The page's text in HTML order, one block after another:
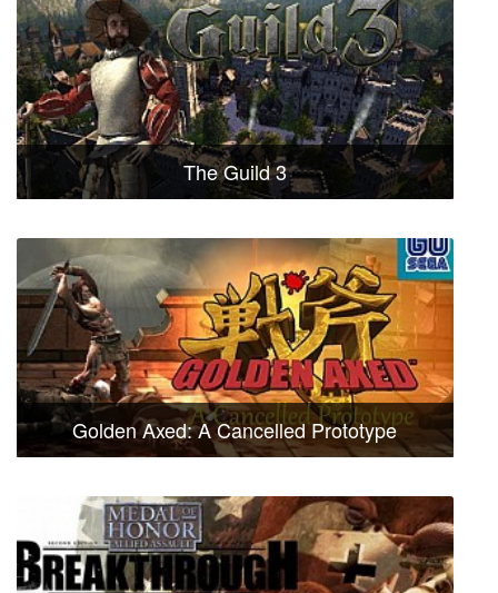
The Guild 3
Golden Axed: A Cancelled Prototype